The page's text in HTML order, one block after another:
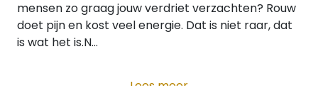
mensen zo graag jouw verdriet verzachten? Rouw
doet pijn en kost veel energie. Dat is niet raar, dat
is wat het is.N...